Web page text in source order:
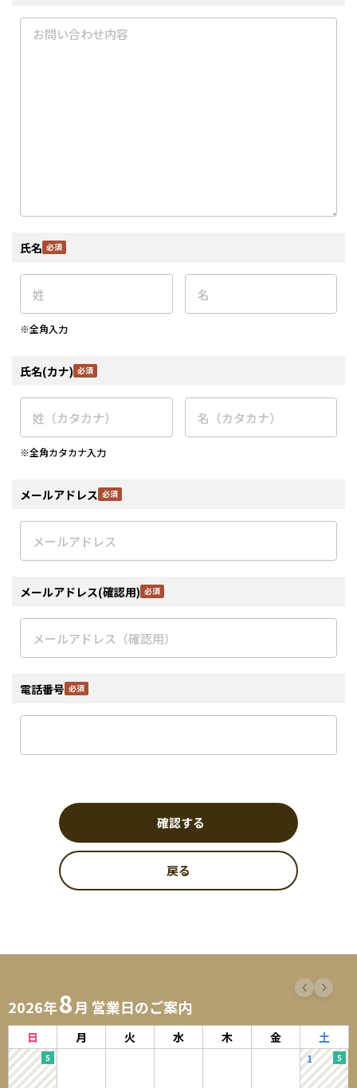
氏名
※全角入力
氏名(カナ)
※全角カタカナ入力
メールアドレス
メールアドレス(確認用)
電話番号
確認する
戻る
2026年8月 営業日のご案内
日 月 火 水 木 金 土
1